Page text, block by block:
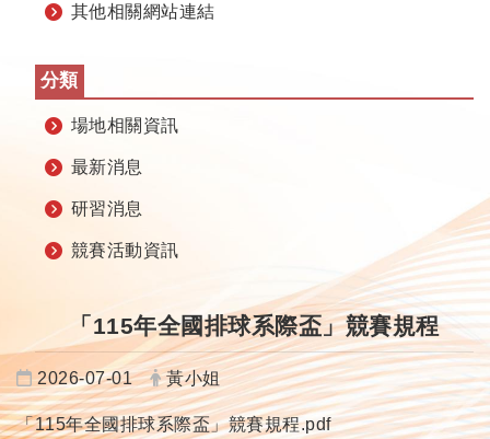
其他相關網站連結
分類
場地相關資訊
最新消息
研習消息
競賽活動資訊
「115年全國排球系際盃」競賽規程
日期：
2026-07-01 發布者：
黃小姐
「115年全國排球系際盃」競賽規程.pdf